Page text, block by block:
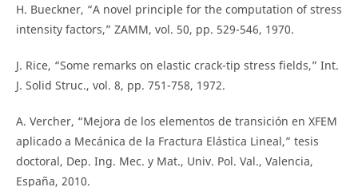
H. Bueckner, “A novel principle for the computation of stress
intensity factors,” ZAMM, vol. 50, pp. 529-546, 1970.
J. Rice, “Some remarks on elastic crack-tip stress fields,” Int.
J. Solid Struc., vol. 8, pp. 751-758, 1972.
A. Vercher, “Mejora de los elementos de transición en XFEM
aplicado a Mecánica de la Fractura Elástica Lineal,” tesis
doctoral, Dep. Ing. Mec. y Mat., Univ. Pol. Val., Valencia,
España, 2010.